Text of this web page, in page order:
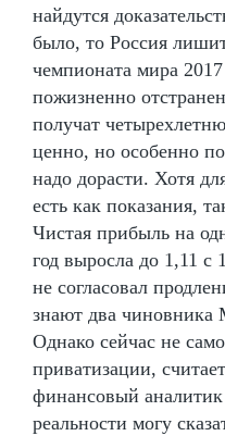
найдутся
было, то Россия
чемпионата мира
пожизненно
получат
ценно, но особенно
надо дорасти. Хотя
есть как показания,
Чистая прибыль на
год выросла до 1,11
не согласовал
знают два
Однако сейчас не
приватизации,
финансовый
реальности могу